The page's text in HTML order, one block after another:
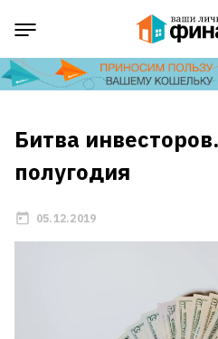
Битва
полугодия
05.12.2019